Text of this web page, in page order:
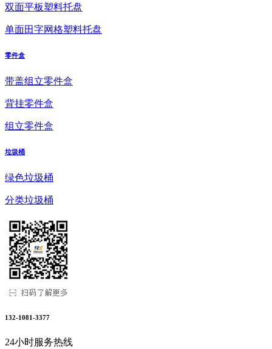
双面平板塑料托盘
单面田字网格塑料托盘
零件盒
带盖组立零件盒
背挂零件盒
组立零件盒
垃圾桶
绿色垃圾桶
分类垃圾桶
132-1081-3377
24小时服务热线